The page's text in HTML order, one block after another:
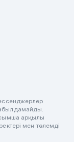
арқылы
мен төлемді